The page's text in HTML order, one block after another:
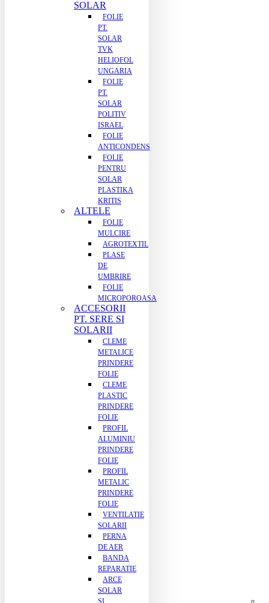
SOLAR
FOLIE
PT.
SOLAR
TVK
HELIOFOL
UNGARIA
FOLIE
PT.
SOLAR
POLITIV
ISRAEL
FOLIE
ANTICONDENS
FOLIE
PENTRU
SOLAR
PLASTIKA
KRITIS
ALTELE
FOLIE
MULCIRE
AGROTEXTIL
PLASE
DE
UMBRIRE
FOLIE
MICROPOROASA
ACCESORII
PT. SERE SI
SOLARII
CLEME
METALICE
PRINDERE
FOLIE
CLEME
PLASTIC
PRINDERE
FOLIE
PROFIL
ALUMINIU
PRINDERE
FOLIE
PROFIL
METALIC
PRINDERE
FOLIE
VENTILATIE
SOLARII
PERNA
DE AER
BANDA
REPARATIE
ARCE
SOLAR
SI